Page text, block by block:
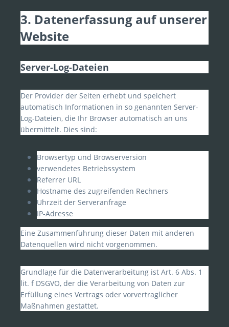
3. Datenerfassung auf unserer
Website
Server-Log-Dateien
Der Provider der Seiten erhebt und speichert
automatisch Informationen in so genannten Server-
Log-Dateien, die Ihr Browser automatisch an uns
übermittelt. Dies sind:
Browsertyp und Browserversion
verwendetes Betriebssystem
Referrer URL
Hostname des zugreifenden Rechners
Uhrzeit der Serveranfrage
IP-Adresse
Eine Zusammenführung dieser Daten mit anderen
Datenquellen wird nicht vorgenommen.
Grundlage für die Datenverarbeitung ist Art. 6 Abs. 1
lit. f DSGVO, der die Verarbeitung von Daten zur
Erfüllung eines Vertrags oder vorvertraglicher
Maßnahmen gestattet.